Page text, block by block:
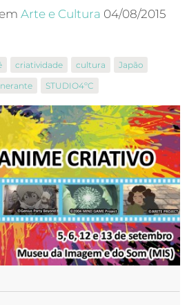
Arte e Cultura 04/08/2015
criatividade cultura
Japão
STUDIO4ºC